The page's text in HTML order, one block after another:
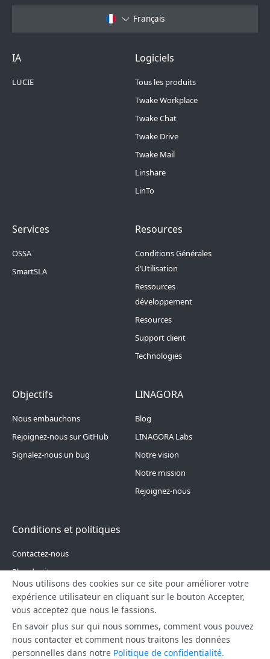
Français
Footer Menu 6
IA
LUCIE
Footer Menu 1
Logiciels
Tous les produits
Twake Workplace
Twake Chat
Twake Drive
Twake Mail
Linshare
LinTo
Footer Menu 2
Services
OSSA
SmartSLA
Footer Menu 3
Resources
Conditions Générales
d’Utilisation
Ressources
développement
Resources
Support client
Technologies
Footer Menu 4
Objectifs
Nous embauchons
Rejoignez-nous sur GitHub
Signalez-nous un bug
Footer Menu 5
LINAGORA
Blog
LINAGORA Labs
Notre vision
Notre mission
Rejoignez-nous
Conditions et politiques
Contactez-nous
Plan du site
Politique de confidentialité
Nous utilisons des cookies sur ce site pour améliorer votre
expérience utilisateur en cliquant sur le bouton Accepter,
vous acceptez que nous le fassions.
En savoir plus sur qui nous sommes, comment vous pouvez
nous contacter et comment nous traitons les données
personnelles dans notre Politique de confidentialité.